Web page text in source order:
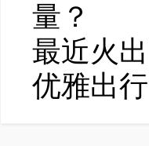
量？
最近火
优雅出